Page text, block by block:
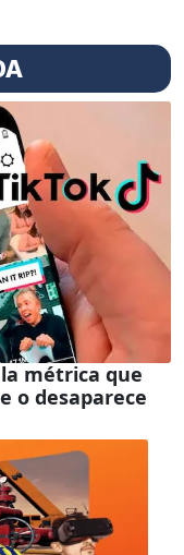
métrica que
o desaparece